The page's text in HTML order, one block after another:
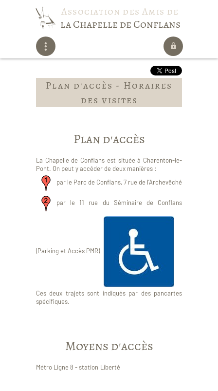
Association des Amis de
la Chapelle de Conflans
Plan d'accès - Horaires
des visites
Plan d'accès
La Chapelle de Conflans est située à Charenton-le-
Pont. On peut y accéder de deux manières :
par le Parc de Conflans, 7 rue de l’Archevêché
par le 11 rue du Séminaire de Conflans
(Parking et Accès PMR)
Ces deux trajets sont indiqués par des pancartes
spécifiques.
Moyens d'accès
Métro Ligne 8 - station Liberté